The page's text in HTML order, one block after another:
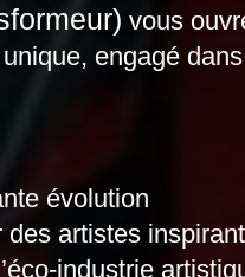
vous
engagé
évolution
artistes
industrie